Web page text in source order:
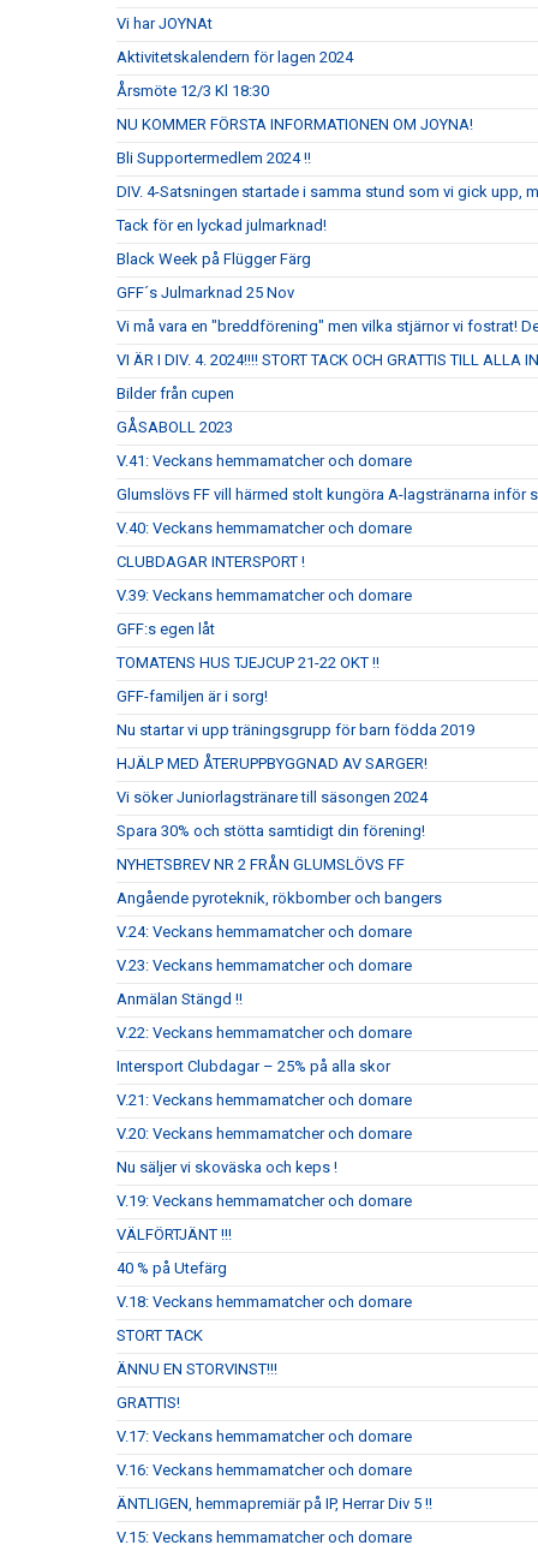
Vi har JOYNAt
Aktivitetskalendern för lagen 2024
Årsmöte 12/3 Kl 18:30
NU KOMMER FÖRSTA INFORMATIONEN OM JOYNA!
Bli Supportermedlem 2024 !!
DIV. 4-Satsningen startade i samma stund som vi gick upp,
Tack för en lyckad julmarknad!
Black Week på Flügger Färg
GFF´s Julmarknad 25 Nov
Vi må vara en "breddförening" men vilka stjärnor vi fostrat!
VI ÄR I DIV. 4. 2024!!!! STORT TACK OCH GRATTIS TILL ALLA
Bilder från cupen
GÅSABOLL 2023
V.41: Veckans hemmamatcher och domare
Glumslövs FF vill härmed stolt kungöra A-lagstränarna inför
V.40: Veckans hemmamatcher och domare
CLUBDAGAR INTERSPORT !
V.39: Veckans hemmamatcher och domare
GFF:s egen låt
TOMATENS HUS TJEJCUP 21-22 OKT !!
GFF-familjen är i sorg!
Nu startar vi upp träningsgrupp för barn födda 2019
HJÄLP MED ÅTERUPPBYGGNAD AV SARGER!
Vi söker Juniorlagstränare till säsongen 2024
Spara 30% och stötta samtidigt din förening!
NYHETSBREV NR 2 FRÅN GLUMSLÖVS FF
Angående pyroteknik, rökbomber och bangers
V.24: Veckans hemmamatcher och domare
V.23: Veckans hemmamatcher och domare
Anmälan Stängd !!
V.22: Veckans hemmamatcher och domare
Intersport Clubdagar – 25% på alla skor
V.21: Veckans hemmamatcher och domare
V.20: Veckans hemmamatcher och domare
Nu säljer vi skoväska och keps !
V.19: Veckans hemmamatcher och domare
VÄLFÖRTJÄNT !!!
40 % på Utefärg
V.18: Veckans hemmamatcher och domare
STORT TACK
ÄNNU EN STORVINST!!!
GRATTIS!
V.17: Veckans hemmamatcher och domare
V.16: Veckans hemmamatcher och domare
ÄNTLIGEN, hemmapremiär på IP, Herrar Div 5 !!
V.15: Veckans hemmamatcher och domare